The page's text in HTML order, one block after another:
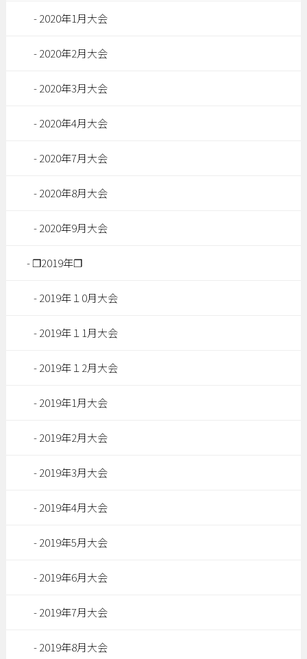
2020年1月大会
2020年2月大会
2020年3月大会
2020年4月大会
2020年7月大会
2020年8月大会
2020年9月大会
❐2019年❐
2019年１0月大会
2019年１1月大会
2019年１2月大会
2019年1月大会
2019年2月大会
2019年3月大会
2019年4月大会
2019年5月大会
2019年6月大会
2019年7月大会
2019年8月大会